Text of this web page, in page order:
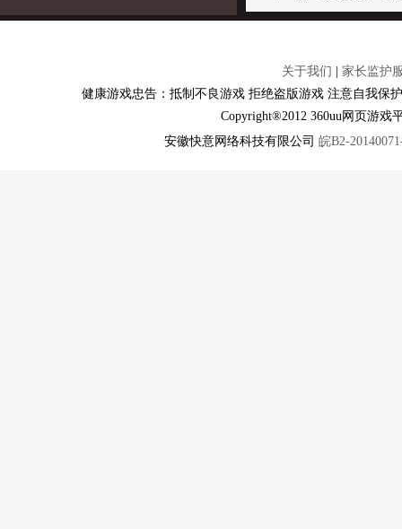
关于我们
家长监护
健康游戏忠告：抵制不良游戏 拒绝盗版游戏 注意自我保
Copyright®2012 360uu网页游
安徽快意网络科技有限公司 皖B2-